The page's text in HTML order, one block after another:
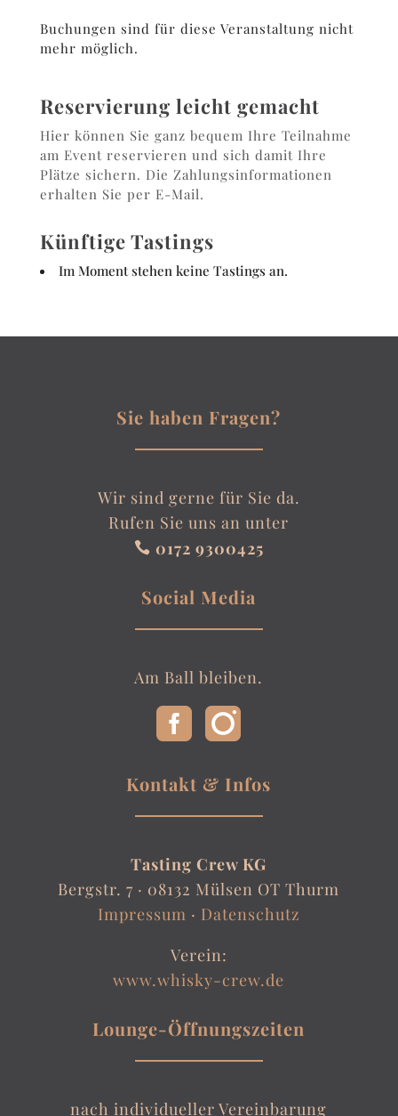
Buchungen sind für diese Veranstaltung nicht
mehr möglich.
Reservierung leicht gemacht
Hier können Sie ganz bequem Ihre Teilnahme
am Event reservieren und sich damit Ihre
Plätze sichern. Die Zahlungsinformationen
erhalten Sie per E-Mail.
Künftige Tastings
Im Moment stehen keine Tastings an.
Sie haben Fragen?
Wir sind gerne für Sie da.
Rufen Sie uns an unter
 0172 9300425
Social Media
Am Ball bleiben.
Kontakt & Infos
Tasting Crew KG
Bergstr. 7 · 08132 Mülsen OT Thurm
Impressum · Datenschutz
Verein:
www.whisky-crew.de
Lounge-Öffnungszeiten
nach individueller Vereinbarung